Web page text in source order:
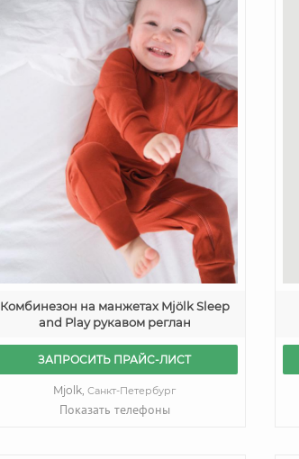
Комбинезон на манжетах Mjölk Sleep
and Play рукавом реглан
ЗАПРОСИТЬ ПРАЙС-ЛИСТ
Mjolk,Санкт-Петербург
Показать телефоны